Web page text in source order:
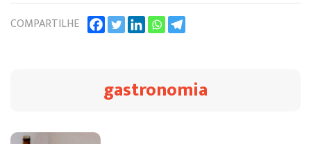
COMPARTILHE
gastronomia